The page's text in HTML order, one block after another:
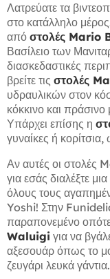
Λατρεύατε τα
στο κατάλληλο
από στολές Mario
Βασίλειο των
διασκεδαστικές
βρείτε τις στολές
υδραυλικών στον
κόκκινο και πράσινο
Υπάρχει επίσης η
γυναίκες ή
Αν αυτές οι στολές
για εσάς διαλέξτε
όλους τους
Yoshi! Στην
παραπονεμένο
Waluigi για να
αξεσουάρ όπως το
ζευγάρι λευκά γάντια.